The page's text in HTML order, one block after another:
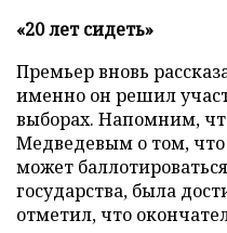
«20 лет сидеть»
Премьер вновь
именно он решил
выборах. Напомним,
Медведевым о том, что
может
государства, была
отметил, что